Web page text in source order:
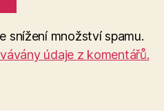
snížení množství spamu.
údaje z komentářů.